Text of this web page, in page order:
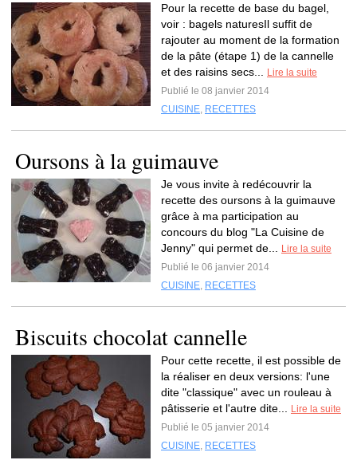
Pour la recette de base du bagel,
voir : bagels naturesIl suffit de
rajouter au moment de la formation
de la pâte (étape 1) de la cannelle
et des raisins secs...
Lire la suite
Publié le 08 janvier 2014
CUISINE, RECETTES
Oursons à la guimauve
Je vous invite à redécouvrir la
recette des oursons à la guimauve
grâce à ma participation au
concours du blog "La Cuisine de
Jenny" qui permet de...
Lire la suite
Publié le 06 janvier 2014
CUISINE, RECETTES
Biscuits chocolat cannelle
Pour cette recette, il est possible de
la réaliser en deux versions: l'une
dite "classique" avec un rouleau à
pâtisserie et l'autre dite...
Lire la suite
Publié le 05 janvier 2014
CUISINE, RECETTES